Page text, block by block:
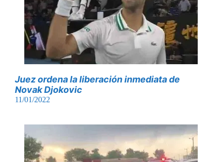
Juez ordena la liberación inmediata de
Novak Djokovic
11/01/2022